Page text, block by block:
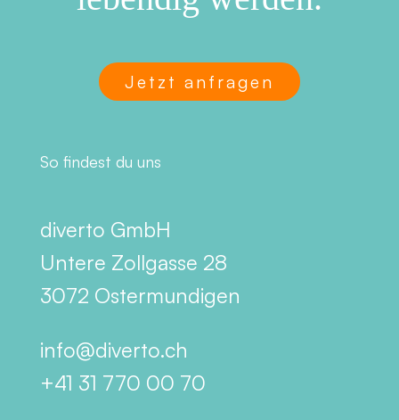
Jetzt anfragen
So findest du uns
diverto GmbH
Untere Zollgasse 28
3072 Ostermundigen
info@diverto.ch
+41 31 770 00 70